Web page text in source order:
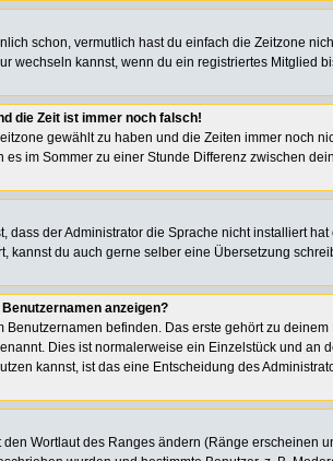
schon, vermutlich hast du einfach die Zeitzone
wechseln kannst, wenn du ein registriertes Mitglied
die Zeit ist immer noch falsch!
gewählt zu haben und die Zeiten immer noch
es im Sommer zu einer Stunde Differenz zwischen
dass der Administrator die Sprache nicht installiert
kannst du auch gerne selber eine Übersetzung
anzeigen?
Benutzernamen befinden. Das erste gehört zu
Dies ist normalerweise ein Einzelstück und
kannst, ist das eine Entscheidung des
Wortlaut des Ranges ändern (Ränge